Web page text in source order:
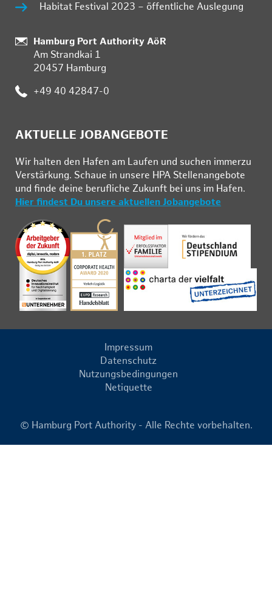
Habitat Festival 2023 – öffentliche Auslegung
Standort:
Hamburg Port Authority AöR
Am Strandkai 1
20457 Hamburg
Telefon:
+49 40 42847-0
AKTUELLE JOBANGEBOTE
Wir hal­ten den Ha­fen am Lau­fen und su­chen im­mer­zu
Ver­stär­kung. Schau­e in un­se­re HPA Stel­len­an­ge­bo­te
und fin­de deine be­ruf­li­che Zu­kunft bei uns im Ha­fen.
Hier findest Du unsere aktuellen Jobangebote
Impressum
Datenschutz
Nutzungsbedingungen
Netiquette
© Hamburg Port Authority - Alle Rechte vorbehalten.